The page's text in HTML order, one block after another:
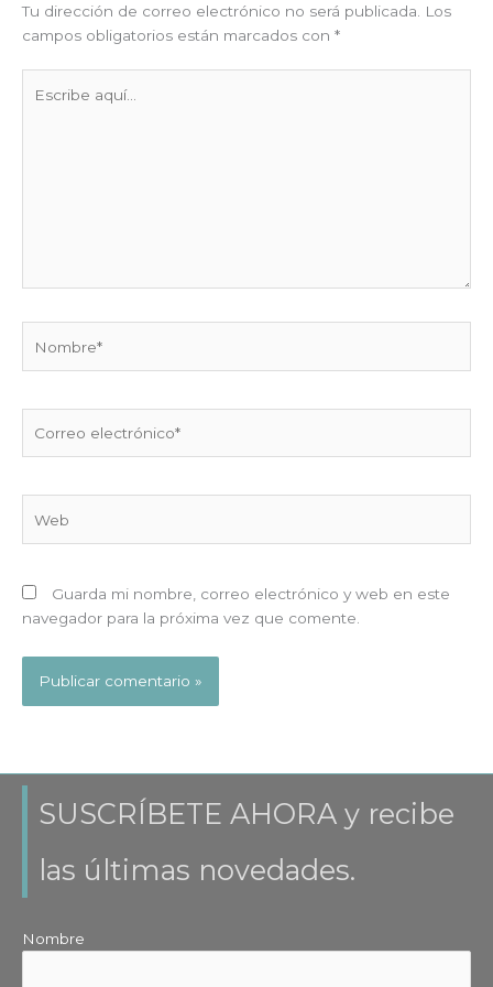
Tu dirección de correo electrónico no será publicada.
Los
campos obligatorios están marcados con *
aquí...
electrónico*
Guarda mi nombre, correo electrónico y web en este
navegador para la próxima vez que comente.
SUSCRÍBETE AHORA y recibe
las últimas novedades.
Nombre